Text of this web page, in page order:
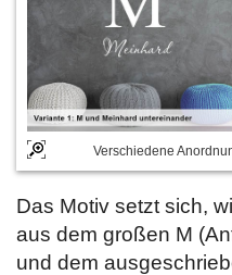
Verschiedene
Das Motiv setzt sich,
aus dem großen M
und dem